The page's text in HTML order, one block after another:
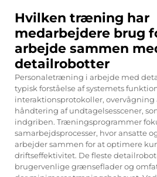
Hvilken træning har
medarbejdere brug
arbejde sammen
detailrobotter
Personaletræning i arbejde med
typisk forståelse af systemets
interaktionsprotokoller, overvågning
håndtering af undtagelsesscener,
indgriben. Træningsprogrammer
samarbejdsprocesser, hvor ansatte
arbejder sammen for at optimere
driftseffektivitet. De fleste
brugervenlige grænseflader og